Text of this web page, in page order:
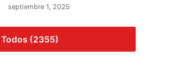
septiembre 1, 2025
Todos (2355)